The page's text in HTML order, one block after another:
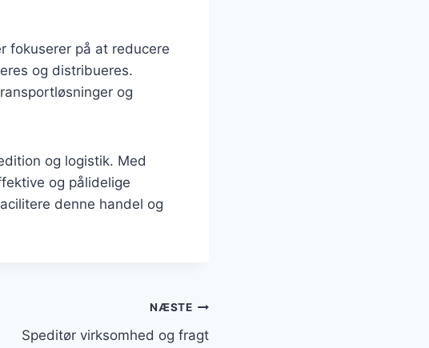
fokuserer på at reducere
og distribueres.
og
og logistik. Med
og pålidelige
denne handel og
NÆSTE
Speditør virksomhed og fragt